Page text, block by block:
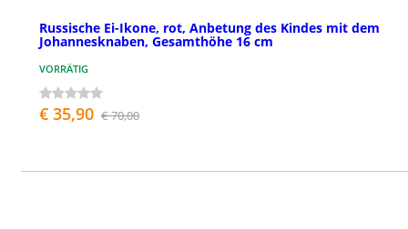
Russische Ei-Ikone, rot, Anbetung des Kindes mit dem
Johannesknaben, Gesamthöhe 16 cm
VORRÄTIG
€ 35,90 € 70,00